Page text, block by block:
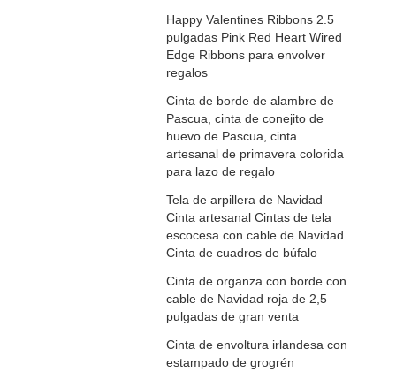
Happy Valentines Ribbons 2.5
pulgadas Pink Red Heart Wired
Edge Ribbons para envolver
regalos
Cinta de borde de alambre de
Pascua, cinta de conejito de
huevo de Pascua, cinta
artesanal de primavera colorida
para lazo de regalo
Tela de arpillera de Navidad
Cinta artesanal Cintas de tela
escocesa con cable de Navidad
Cinta de cuadros de búfalo
Cinta de organza con borde con
cable de Navidad roja de 2,5
pulgadas de gran venta
Cinta de envoltura irlandesa con
estampado de grogrén